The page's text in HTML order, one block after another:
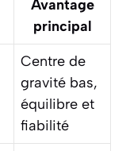
Avantage
principal
Centre de
gravité bas,
équilibre et
fiabilité